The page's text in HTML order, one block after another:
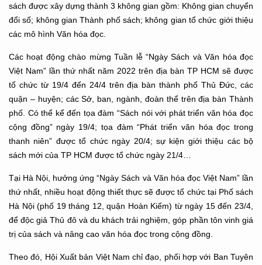
sách được xây dựng thành 3 không gian gồm: Không gian chuyển
đổi số; không gian Thành phố sách; không gian tổ chức giới thiệu
các mô hình Văn hóa đọc.
Các hoạt động chào mừng Tuần lễ “Ngày Sách và Văn hóa đọc
Việt Nam” lần thứ nhất năm 2022 trên địa bàn TP HCM sẽ được
tổ chức từ 19/4 đến 24/4 trên địa bàn thành phố Thủ Đức, các
quận – huyện; các Sở, ban, ngành, đoàn thể trên địa bàn Thành
phố. Có thể kể đến tọa đàm “Sách nói với phát triển văn hóa đọc
cộng đồng” ngày 19/4; tọa đàm “Phát triển văn hóa đọc trong
thanh niên” được tổ chức ngày 20/4; sự kiện giới thiệu các bộ
sách mới của TP HCM được tổ chức ngày 21/4…
Tại Hà Nội, hưởng ứng “Ngày Sách và Văn hóa đọc Việt Nam” lần
thứ nhất, nhiều hoạt động thiết thực sẽ được tổ chức tại Phố sách
Hà Nội (phố 19 tháng 12, quận Hoàn Kiếm) từ ngày 15 đến 23/4,
để độc giả Thủ đô và du khách trải nghiệm, góp phần tôn vinh giá
trị của sách và nâng cao văn hóa đọc trong cộng đồng.
Theo đó, Hội Xuất bản Việt Nam chỉ đạo, phối hợp với Ban Tuyên